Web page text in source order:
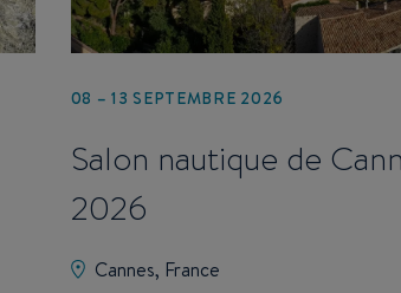
08 – 13 SEPTEMBRE 2026
Salon nautique de
2026
Cannes, France